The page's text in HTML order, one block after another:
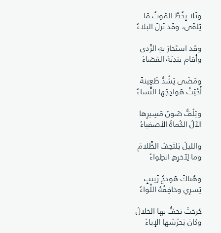
وتَلا بِخُطَّ المَوتُ مَا
يَلقَى، وقَد نَزلَ البلاءُ
وقَد استَجارَ بهِ الرَّدى
وأقامَ يَندِبُهُ القَضاءُ
ومَضَى يَشُدُّ ظَعِينةً
أَحْيَتْ هَوادِجَها النِّساءُ
ويَلُفُّ صَونَ مَسِيرِها
الآلُ الكُماةُ الأصفياءُ
والليلُ يَلتَحِفُ الظَّلامَ
وما لِآخرِهِ انطِواءُ
وهُناكَ هَودجُ زَينبٍ
يَسرِي وخافِقُهُ اللِّواءُ
خَرجَتْ يَحِفُّ بها الجَلالُ
وكانَ يَحرُسُها الإِباءُ